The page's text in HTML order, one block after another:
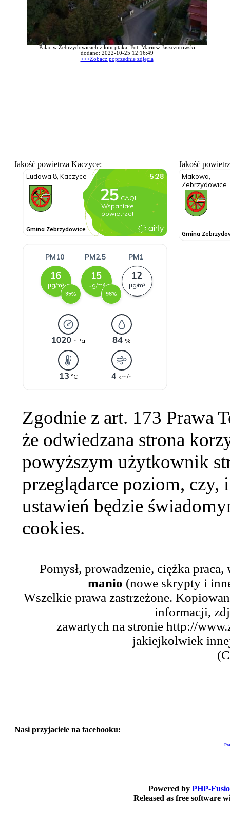
Pałac w Zebrzydowicach z lotu ptaka. Fot: Mariusz Jaszczurowski
dodano: 2022-10-25 12:16:49
>>>Zobacz poprzednie zdjęcia
Jakość powietrza Kaczyce: Jakość
Zgodnie z art. 173 Prawa
że odwiedzana strona
powyższym użytkownik
przeglądarce poziom,
ustawień będzie
cookies.
Pomysł, prowadzenie, ciężka
manio (nowe skrypty i
Wszelkie prawa zastrzeżone.
informacji,
zawartych na stronie http://
jakiejkolwiek
Nasi przyjaciele na facebooku:
Powered by PHP-
Released as free software